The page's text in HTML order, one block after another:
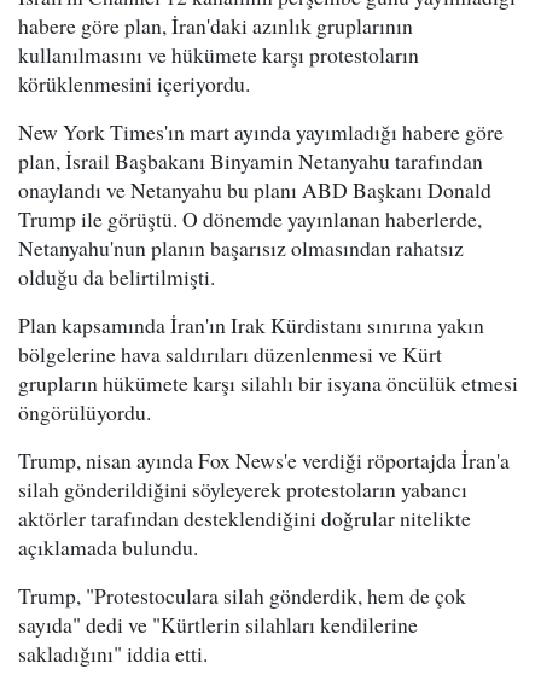
habere göre plan, İran'daki azınlık gruplarının
kullanılmasını ve hükümete karşı protestoların
körüklenmesini içeriyordu.
New York Times'ın mart ayında yayımladığı habere göre
plan, İsrail Başbakanı Binyamin Netanyahu tarafından
onaylandı ve Netanyahu bu planı ABD Başkanı Donald
Trump ile görüştü. O dönemde yayınlanan haberlerde,
Netanyahu'nun planın başarısız olmasından rahatsız
olduğu da belirtilmişti.
Plan kapsamında İran'ın Irak Kürdistanı sınırına yakın
bölgelerine hava saldırıları düzenlenmesi ve Kürt
grupların hükümete karşı silahlı bir isyana öncülük etmesi
öngörülüyordu.
Trump, nisan ayında Fox News'e verdiği röportajda İran'a
silah gönderildiğini söyleyerek protestoların yabancı
aktörler tarafından desteklendiğini doğrular nitelikte
açıklamada bulundu.
Trump, "Protestoculara silah gönderdik, hem de çok
sayıda" dedi ve "Kürtlerin silahları kendilerine
sakladığını" iddia etti.